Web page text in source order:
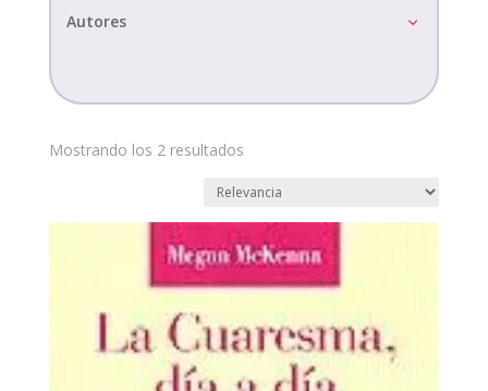
Autores
Mostrando los 2 resultados